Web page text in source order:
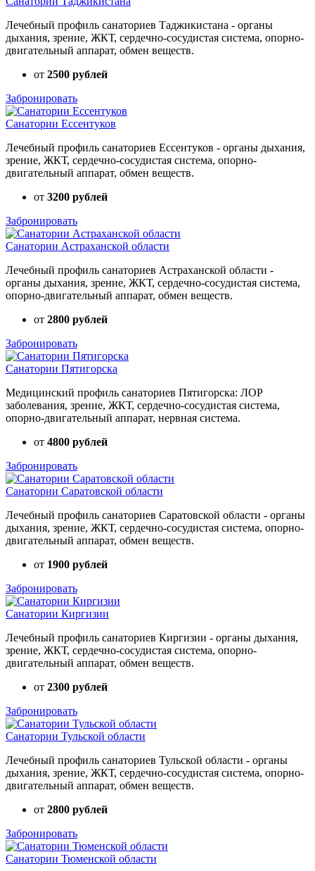
Лечебный профиль санаториев Таджикистана - органы
дыхания, зрение, ЖКТ, сердечно-сосудистая система, опорно-
двигательный аппарат, обмен веществ.
от 2500 рублей
Забронировать
Санатории Ессентуков
Лечебный профиль санаториев Ессентуков - органы дыхания,
зрение, ЖКТ, сердечно-сосудистая система, опорно-
двигательный аппарат, обмен веществ.
от 3200 рублей
Забронировать
Санатории Астраханской области
Лечебный профиль санаториев Астраханской области -
органы дыхания, зрение, ЖКТ, сердечно-сосудистая система,
опорно-двигательный аппарат, обмен веществ.
от 2800 рублей
Забронировать
Санатории Пятигорска
Медицинский профиль санаториев Пятигорска: ЛОР
заболевания, зрение, ЖКТ, сердечно-сосудистая система,
опорно-двигательный аппарат, нервная система.
от 4800 рублей
Забронировать
Санатории Саратовской области
Лечебный профиль санаториев Саратовской области - органы
дыхания, зрение, ЖКТ, сердечно-сосудистая система, опорно-
двигательный аппарат, обмен веществ.
от 1900 рублей
Забронировать
Санатории Киргизии
Лечебный профиль санаториев Киргизии - органы дыхания,
зрение, ЖКТ, сердечно-сосудистая система, опорно-
двигательный аппарат, обмен веществ.
от 2300 рублей
Забронировать
Санатории Тульской области
Лечебный профиль санаториев Тульской области - органы
дыхания, зрение, ЖКТ, сердечно-сосудистая система, опорно-
двигательный аппарат, обмен веществ.
от 2800 рублей
Забронировать
Санатории Тюменской области